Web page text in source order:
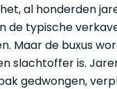
al honderden
de typische
Maar de buxus
slachtoffer is.
gedwongen,